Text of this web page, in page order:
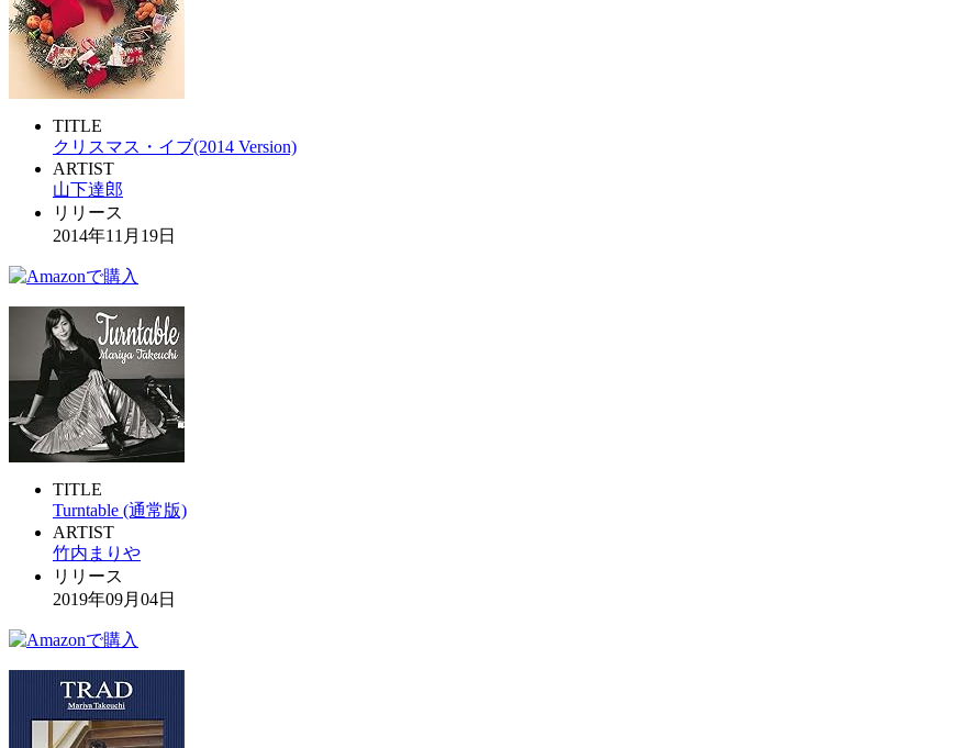
TITLE
クリスマス・イブ(2014 Version)
ARTIST
山下達郎
リリース
2014年11月19日
TITLE
Turntable (通常版)
ARTIST
竹内まりや
リリース
2019年09月04日